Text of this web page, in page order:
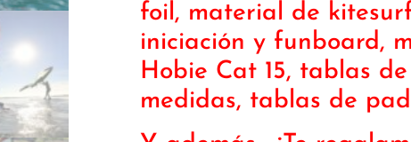
foil, material de
iniciación y funboard,
Hobie Cat 15, tablas
medidas, tablas de